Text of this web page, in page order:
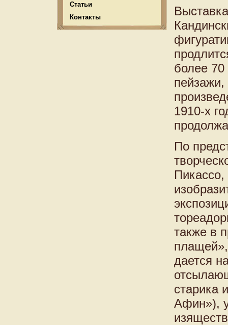
Статьи
Контакты
более 70
1910-х
По
также в
дается
старика
Афин»),